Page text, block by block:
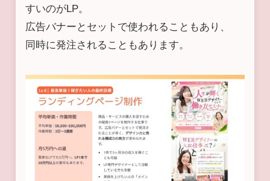
すいのがLP。
広告バナーとセットで使われることもあり、
同時に発注されることもあります。